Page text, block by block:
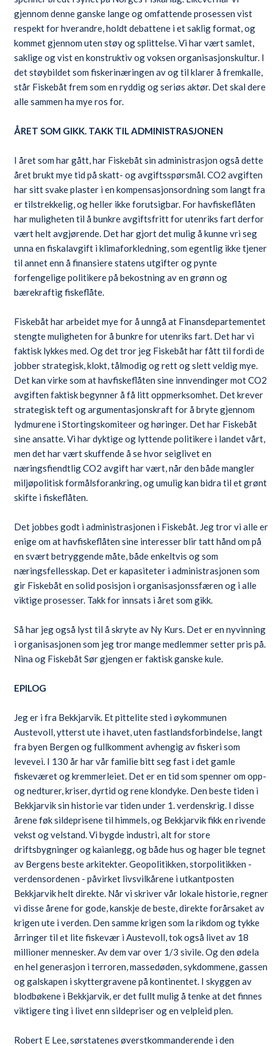
gjennom denne ganske lange og omfattende prosessen vist
respekt for hverandre, holdt debattene i et saklig format, og
kommet gjennom uten støy og splittelse. Vi har vært samlet,
saklige og vist en konstruktiv og voksen organisasjonskultur. I
det støybildet som fiskerinæringen av og til klarer å fremkalle,
står Fiskebåt frem som en ryddig og seriøs aktør. Det skal dere
alle sammen ha mye ros for.
ÅRET SOM GIKK. TAKK TIL ADMINISTRASJONEN
I året som har gått, har Fiskebåt sin administrasjon også dette
året brukt mye tid på skatt- og avgiftsspørsmål. CO2 avgiften
har sitt svake plaster i en kompensasjonsordning som langt fra
er tilstrekkelig, og heller ikke forutsigbar. For havfiskeflåten
har muligheten til å bunkre avgiftsfritt for utenriks fart derfor
vært helt avgjørende. Det har gjort det mulig å kunne vri seg
unna en fiskalavgift i klimaforkledning, som egentlig ikke tjener
til annet enn å finansiere statens utgifter og pynte
forfengelige politikere på bekostning av en grønn og
bærekraftig fiskeflåte.
Fiskebåt har arbeidet mye for å unngå at Finansdepartementet
stengte muligheten for å bunkre for utenriks fart. Det har vi
faktisk lykkes med. Og det tror jeg Fiskebåt har fått til fordi de
jobber strategisk, klokt, tålmodig og rett og slett veldig mye.
Det kan virke som at havfiskeflåten sine innvendinger mot CO2
avgiften faktisk begynner å få litt oppmerksomhet. Det krever
strategisk teft og argumentasjonskraft for å bryte gjennom
lydmurene i Stortingskomiteer og høringer. Det har Fiskebåt
sine ansatte. Vi har dyktige og lyttende politikere i landet vårt,
men det har vært skuffende å se hvor seiglivet en
næringsfiendtlig CO2 avgift har vært, når den både mangler
miljøpolitisk formålsforankring, og umulig kan bidra til et grønt
skifte i fiskeflåten.
Det jobbes godt i administrasjonen i Fiskebåt. Jeg tror vi alle er
enige om at havfiskeflåten sine interesser blir tatt hånd om på
en svært betryggende måte, både enkeltvis og som
næringsfellesskap. Det er kapasiteter i administrasjonen som
gir Fiskebåt en solid posisjon i organisasjonssfæren og i alle
viktige prosesser. Takk for innsats i året som gikk.
Så har jeg også lyst til å skryte av Ny Kurs. Det er en nyvinning
i organisasjonen som jeg tror mange medlemmer setter pris på.
Nina og Fiskebåt Sør gjengen er faktisk ganske kule.
EPILOG
Jeg er i fra Bekkjarvik. Et pittelite sted i øykommunen
Austevoll, ytterst ute i havet, uten fastlandsforbindelse, langt
fra byen Bergen og fullkomment avhengig av fiskeri som
levevei. I 130 år har vår familie bitt seg fast i det gamle
fiskeværet og kremmerleiet. Det er en tid som spenner om opp-
og nedturer, kriser, dyrtid og rene klondyke. Den beste tiden i
Bekkjarvik sin historie var tiden under 1. verdenskrig. I disse
årene føk sildeprisene til himmels, og Bekkjarvik fikk en rivende
vekst og velstand. Vi bygde industri, alt for store
driftsbygninger og kaianlegg, og både hus og hager ble tegnet
av Bergens beste arkitekter. Geopolitikken, storpolitikken -
verdensordenen - påvirket livsvilkårene i utkantposten
Bekkjarvik helt direkte. Når vi skriver vår lokale historie, regner
vi disse årene for gode, kanskje de beste, direkte forårsaket av
krigen ute i verden. Den samme krigen som la rikdom og tykke
årringer til et lite fiskevær i Austevoll, tok også livet av 18
millioner mennesker. Av dem var over 1/3 sivile. Og den ødela
en hel generasjon i terroren, massedøden, sykdommene, gassen
og galskapen i skyttergravene på kontinentet. I skyggen av
blodbøkene i Bekkjarvik, er det fullt mulig å tenke at det finnes
viktigere ting i livet enn sildepriser og en velpleid plen.
Robert E Lee, sørstatenes øverstkommanderende i den